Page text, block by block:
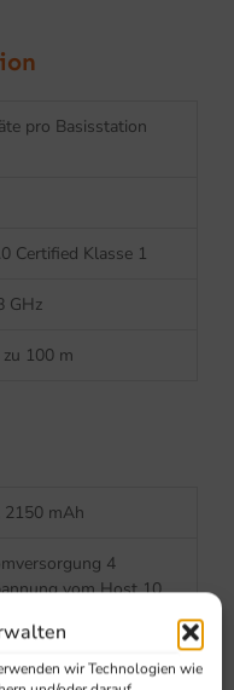
wir Technologien wie
pro Basisstation
Certified Klasse 1
GHz
100 m
mAh
4
vom Host 10